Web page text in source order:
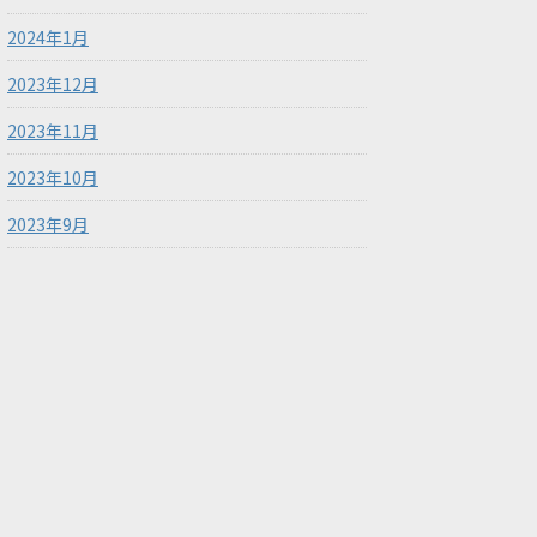
2024年1月
2023年12月
2023年11月
2023年10月
2023年9月